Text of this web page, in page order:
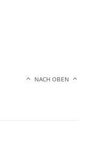
NACH OBEN